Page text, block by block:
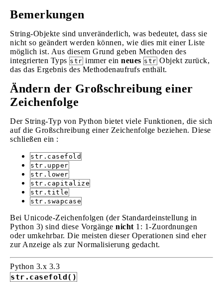
Bemerkungen
String-Objekte sind unveränderlich, was bedeutet, dass sie
nicht so geändert werden können, wie dies mit einer Liste
möglich ist. Aus diesem Grund geben Methoden des
integrierten Typs str immer ein neues str Objekt zurück,
das das Ergebnis des Methodenaufrufs enthält.
Ändern der Großschreibung einer
Zeichenfolge
Der String-Typ von Python bietet viele Funktionen, die sich
auf die Großschreibung einer Zeichenfolge beziehen. Diese
schließen ein :
str.casefold
str.upper
str.lower
str.capitalize
str.title
str.swapcase
Bei Unicode-Zeichenfolgen (der Standardeinstellung in
Python 3) sind diese Vorgänge nicht 1: 1-Zuordnungen
oder umkehrbar. Die meisten dieser Operationen sind eher
zur Anzeige als zur Normalisierung gedacht.
Python 3.x 3.3
str.casefold()